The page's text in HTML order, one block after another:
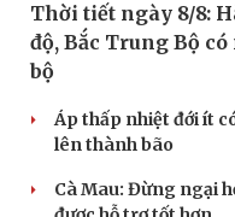
Thời tiết ngày 8/8:
độ, Bắc Trung Bộ
bộ
Áp thấp nhiệt đới ít
lên thành bão
Cà Mau: Đừng ngại